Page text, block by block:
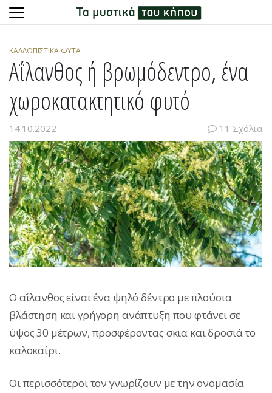
content
ΚΑΛΛΩΠΙΣΤΙΚΆ ΦΥΤΆ
Αΐλανθος ή βρωμόδεντρο, ένα
χωροκατακτητικό φυτό
14.10.2022 11 Σχόλια
Ο αΐλανθος είναι ένα ψηλό δέντρο με πλούσια
βλάστηση και γρήγορη ανάπτυξη που φτάνει σε
ύψος 30 μέτρων, προσφέροντας σκια και δροσιά το
καλοκαίρι.
Οι περισσότεροι τον γνωρίζουν με την ονομασία